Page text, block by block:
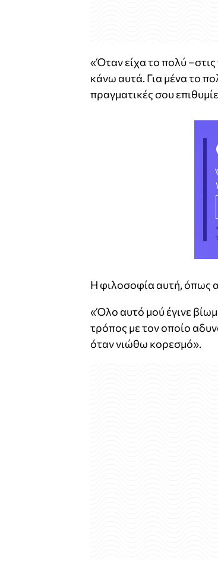
«Όταν είχα το πολύ –στις
κάνω αυτά. Για μένα το
πραγματικές σου
Η φιλοσοφία αυτή, όπως
«Όλο αυτό μού έγινε
τρόπος με τον οποίο
όταν νιώθω κορεσμό».